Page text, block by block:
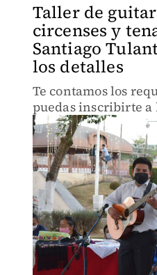
Taller de
circenses y
Santiago
los detalles
Te contamos los
puedas inscribirte a